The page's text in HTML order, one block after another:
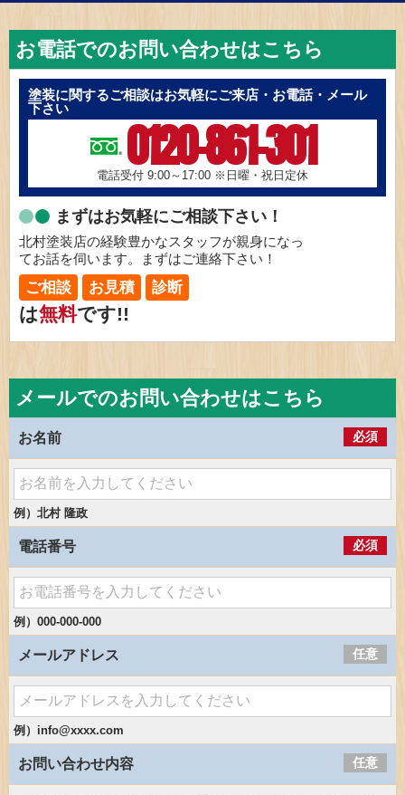
お電話でのお問い合わせはこちら
塗装に関するご相談はお気軽にご来店・お電話・メール
下さい
0120-861-301
電話受付 9:00～17:00 ※日曜・祝日定休
まずはお気軽にご相談下さい！
北村塗装店の経験豊かなスタッフが親身になっ
てお話を伺います。まずはご連絡下さい！
ご相談 お見積 診断
は無料です!!
メールでのお問い合わせはこちら
お名前 必須
例）北村 隆政
電話番号 必須
例）000-000-000
メールアドレス 任意
例）info@xxxx.com
お問い合わせ内容 任意